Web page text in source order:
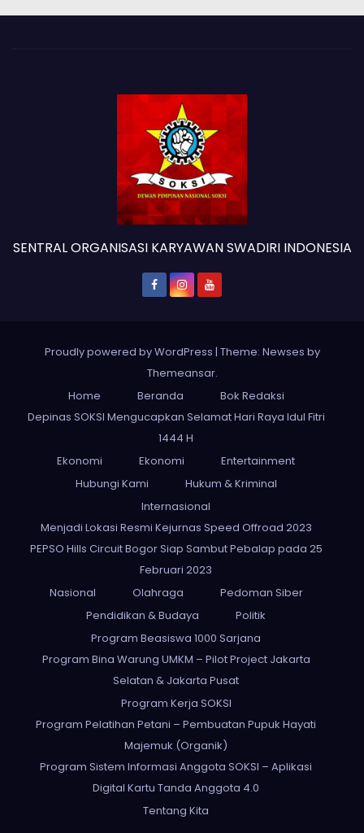
SENTRAL ORGANISASI KARYAWAN SWADIRI INDONESIA
Proudly powered by WordPress | Theme: Newses by
Themeansar.
Home
Beranda
Bok Redaksi
Depinas SOKSI Mengucapkan Selamat Hari Raya Idul Fitri
1444 H
Ekonomi
Ekonomi
Entertainment
Hubungi Kami
Hukum & Kriminal
Internasional
Menjadi Lokasi Resmi Kejurnas Speed Offroad 2023
PEPSO Hills Circuit Bogor Siap Sambut Pebalap pada 25
Februari 2023
Nasional
Olahraga
Pedoman Siber
Pendidikan & Budaya
Politik
Program Beasiswa 1000 Sarjana
Program Bina Warung UMKM – Pilot Project Jakarta
Selatan & Jakarta Pusat
Program Kerja SOKSI
Program Pelatihan Petani – Pembuatan Pupuk Hayati
Majemuk (Organik)
Program Sistem Informasi Anggota SOKSI – Aplikasi
Digital Kartu Tanda Anggota 4.0
Tentang Kita